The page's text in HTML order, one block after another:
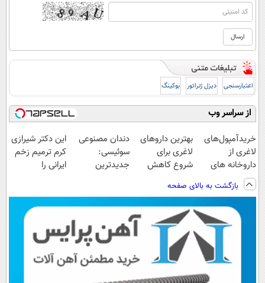
اعتبارسنجی دیزل ژنراتور بوکینگ
از سراسر وب
خریدآمپول‌های
لاغری از
داروخانه های
اطرافت، ارسال
فوری همراه با
پک یخ!
بهترین داروهای
لاغری برای
شروع کاهش
داروخانه های
نزدیکت!
دندان مصنوعی
سوئیسی:
جدیدترین
پرداخت قسطی
این دکتر شیرازی
کرم ترمیم زخم
ایرانی را
بازگشت به بالای صفحه